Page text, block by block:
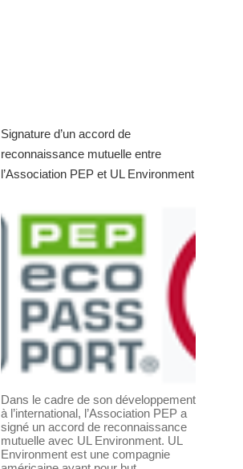
Signature d’un accord de
reconnaissance mutuelle entre
l’Association PEP et UL Environment
Dans le cadre de son développement
à l’international, l’Association PEP a
signé un accord de reconnaissance
mutuelle avec UL Environment. UL
Environment est une compagnie